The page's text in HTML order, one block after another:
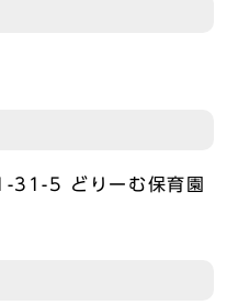
5 どりーむ保育園